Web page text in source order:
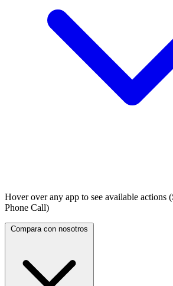
Hover over any app to see available actions
Phone Call)